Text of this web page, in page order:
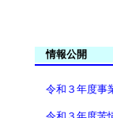
情報公開
令和３年度